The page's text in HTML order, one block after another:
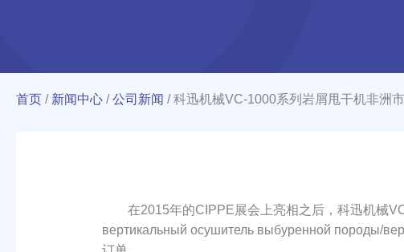
首页 / 新闻中心 /公司新闻 /科迅机械VC-1000系列岩屑甩干机非洲
在2015年的CIPPE展会上亮相之后，科迅机械
вертикальный осушитель выбуренной породы/